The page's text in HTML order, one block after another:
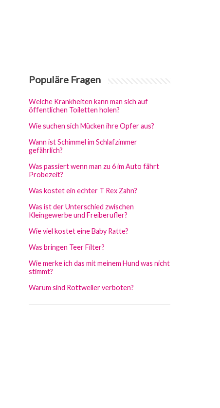
Populäre Fragen
Welche Krankheiten kann man sich auf
öffentlichen Toiletten holen?
Wie suchen sich Mücken ihre Opfer aus?
Wann ist Schimmel im Schlafzimmer
gefährlich?
Was passiert wenn man zu 6 im Auto fährt
Probezeit?
Was kostet ein echter T Rex Zahn?
Was ist der Unterschied zwischen
Kleingewerbe und Freiberufler?
Wie viel kostet eine Baby Ratte?
Was bringen Teer Filter?
Wie merke ich das mit meinem Hund was nicht
stimmt?
Warum sind Rottweiler verboten?